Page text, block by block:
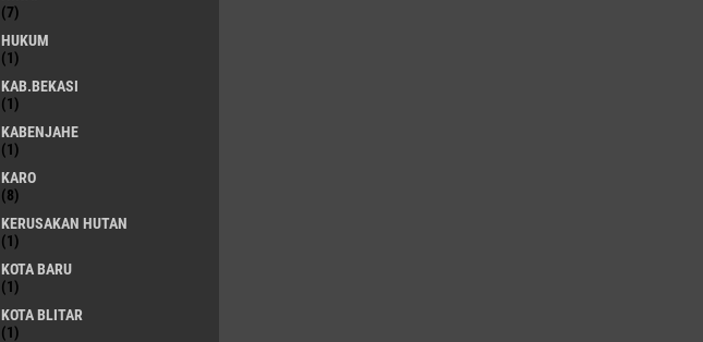
(7)
HUKUM
(1)
KAB.BEKASI
(1)
KABENJAHE
(1)
KARO
(8)
KERUSAKAN HUTAN
(1)
KOTA BARU
(1)
KOTA BLITAR
(1)